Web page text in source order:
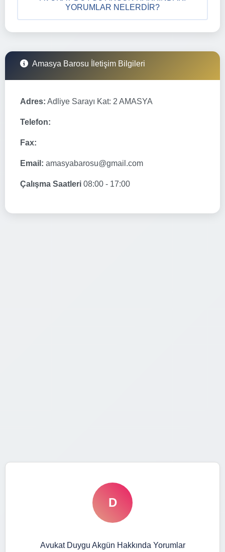
YORUMLAR NELERDIR?
Amasya Barosu İletişim Bilgileri
Adres: Adliye Sarayı Kat: 2 AMASYA
Telefon:
Fax:
Email: amasyabarosu@gmail.com
Çalışma Saatleri 08:00 - 17:00
D
Avukat Duygu Akgün Hakkında Yorumlar